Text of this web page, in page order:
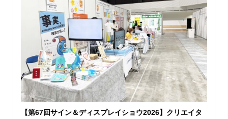
【第67回サイン＆ディスプレイショウ2026】クリエイタ